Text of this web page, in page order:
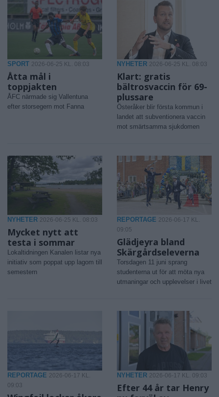
SPORT 2026-06-25 KL. 08:03
Åtta mål i
toppjakten
ÅFC närmade sig Vallentuna
efter storsegern mot Fanna
NYHETER 2026-06-25 KL. 08:03
Klart: gratis
bältrosvaccin för 69-
plussare
Österåker blir första kommun i
landet att subventionera vaccin
mot smärtsamma sjukdomen
NYHETER 2026-06-25 KL. 08:03
Mycket nytt att
testa i sommar
Lokaltidningen Kanalen listar nya
initiativ som poppat upp lagom till
semestern
REPORTAGE 2026-06-17 KL.
09:05
Glädjeyra bland
Skärgårdseleverna
Torsdagen 11 juni sprang
studenterna ut för att möta nya
utmaningar och upplevelser i livet
REPORTAGE 2026-06-17 KL.
09:03
NYHETER 2026-06-17 KL. 09:03
Efter 44 år tar Henry